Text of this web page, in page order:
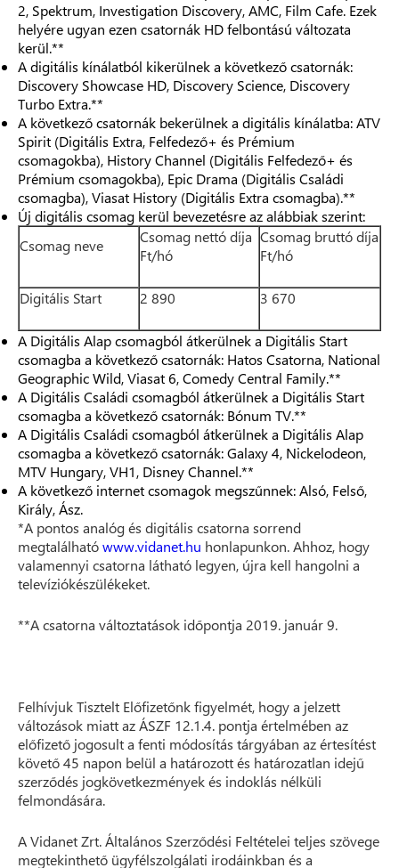
2, Spektrum, Investigation Discovery, AMC, Film Cafe. Ezek
helyére ugyan ezen csatornák HD felbontású változata
kerül.**
A digitális kínálatból kikerülnek a következő csatornák:
Discovery Showcase HD, Discovery Science, Discovery
Turbo Extra.**
A következő csatornák bekerülnek a digitális kínálatba: ATV
Spirit (Digitális Extra, Felfedező+ és Prémium
csomagokba), History Channel (Digitális Felfedező+ és
Prémium csomagokba), Epic Drama (Digitális Családi
csomagba), Viasat History (Digitális Extra csomagba).**
Új digitális csomag kerül bevezetésre az alábbiak szerint:
Csomag neve
Csomag nettó díja
Ft/hó
Csomag bruttó díja
Ft/hó
Digitális Start 2 890 3 670
A Digitális Alap csomagból átkerülnek a Digitális Start
csomagba a következő csatornák: Hatos Csatorna, National
Geographic Wild, Viasat 6, Comedy Central Family.**
A Digitális Családi csomagból átkerülnek a Digitális Start
csomagba a következő csatornák: Bónum TV.**
A Digitális Családi csomagból átkerülnek a Digitális Alap
csomagba a következő csatornák: Galaxy 4, Nickelodeon,
MTV Hungary, VH1, Disney Channel.**
A következő internet csomagok megszűnnek: Alsó, Felső,
Király, Ász.
*A pontos analóg és digitális csatorna sorrend
megtalálhatówww.vidanet.hu honlapunkon. Ahhoz, hogy
valamennyi csatorna látható legyen, újra kell hangolni a
televíziókészülékeket.
**A csatorna változtatások időpontja 2019. január 9.
Felhívjuk Tisztelt Előfizetőnk figyelmét, hogy a jelzett
változások miatt az ÁSZF 12.1.4. pontja értelmében az
előfizető jogosult a fenti módosítás tárgyában az értesítést
követő 45 napon belül a határozott és határozatlan idejű
szerződés jogkövetkezmények és indoklás nélküli
felmondására.
A Vidanet Zrt. Általános Szerződési Feltételei teljes szövege
megtekinthető ügyfélszolgálati irodáinkban és a